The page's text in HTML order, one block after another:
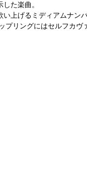
た楽曲。
い上げるミディアムナン
リングにはセルフカヴ